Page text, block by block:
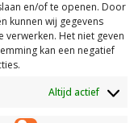
en/of te openen. Door
kunnen wij gegevens
verwerken. Het niet geven
kan een negatief
Altijd actief